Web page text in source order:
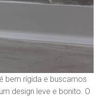
bem rígida e buscamos
design leve e bonito. O